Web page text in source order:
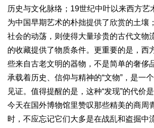
历史与文化脉络；19世纪中叶以来西方艺
为中国早期艺术的朴拙提供了欣赏的土壤
社会的动荡，则使得大量珍贵的古代文物
的收藏提供了物质条件。更重要的是，西
些来自古老文明的器物，不是简单的奢侈
承载着历史、信仰与精神的“文物”，是一
见证。值得提醒的是，这种“发现”的代价
今天在国外博物馆里赞叹那些精美的商周
时，不应忘记它们大多是在战乱和盗掘中